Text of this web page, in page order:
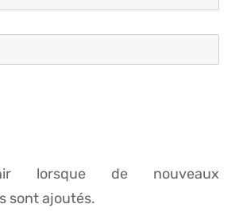
lorsque de nouveaux
sont ajoutés.